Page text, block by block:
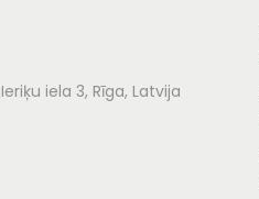
iela 3, Rīga, Latvija